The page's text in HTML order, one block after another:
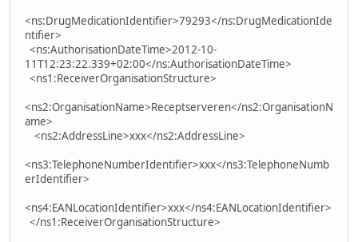
<ns:DrugMedicationIdentifier>79293</ns:DrugMedicationIde
ntifier>
<ns:AuthorisationDateTime>2012-10-
11T12:23:22.339+02:00</ns:AuthorisationDateTime>
<ns1:ReceiverOrganisationStructure>
<ns2:OrganisationName>Receptserveren</ns2:OrganisationN
ame>
<ns2:AddressLine>xxx</ns2:AddressLine>
<ns3:TelephoneNumberIdentifier>xxx</ns3:TelephoneNumb
erIdentifier>
<ns4:EANLocationIdentifier>xxx</ns4:EANLocationIdentifier>
</ns1:ReceiverOrganisationStructure>